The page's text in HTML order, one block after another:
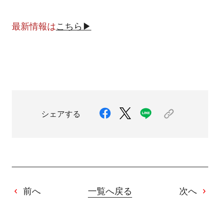
最新情報はこちら▶
シェアする
前へ 一覧へ戻る 次へ